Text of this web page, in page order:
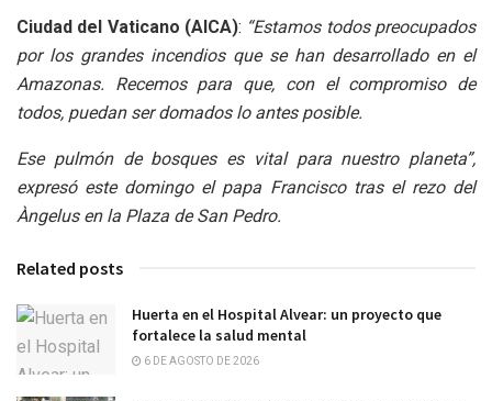
Ciudad del Vaticano (AICA): “Estamos todos preocupados
por los grandes incendios que se han desarrollado en el
Amazonas. Recemos para que, con el compromiso de
todos, puedan ser domados lo antes posible.
Ese pulmón de bosques es vital para nuestro planeta”,
expresó este domingo el papa Francisco tras el rezo del
Àngelus en la Plaza de San Pedro.
Related posts
Huerta en el Hospital Alvear: un proyecto que
fortalece la salud mental
6 DE AGOSTO DE 2026